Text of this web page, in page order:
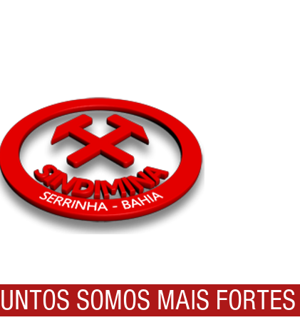
SOMOS MAIS FORTES